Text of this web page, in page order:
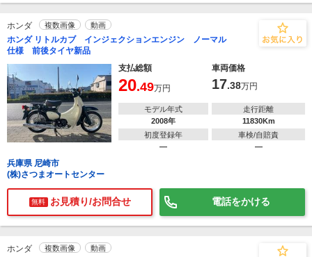
ホンダ 複数画像 動画
ホンダ リトルカブ インジェクションエンジン ノーマル
仕様 前後タイヤ新品
支払総額
車両価格
20.49万円 17.38万円
モデル年式
2008年
走行距離
11830Km
初度登録年
―
車検/自賠責
―
兵庫県 尼崎市
(株)さつまオートセンター
無料 お見積り/お問合せ 電話をかける
ホンダ 複数画像 動画